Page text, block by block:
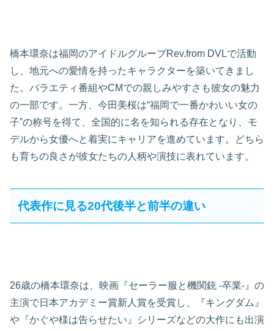
橋本環奈は福岡のアイドルグループRev.from DVLで活動
し、地元への愛情を持ったキャラクターを築いてきまし
た。バラエティ番組やCMでの親しみやすさも彼女の魅力
の一部です。一方、今田美桜は“福岡で一番かわいい女の
子”の称号を得て、全国的に名を知られる存在となり、モ
デルから女優へと着実にキャリアを進めています。どちら
も育ちの良さが彼女たちの人柄や演技に表れています。
代表作に見る20代後半と前半の違い
26歳の橋本環奈は、映画『セーラー服と機関銃 -卒業-』の
主演で日本アカデミー賞新人賞を受賞し、『キングダム』
や『かぐや様は告らせたい』シリーズなどの大作にも出演